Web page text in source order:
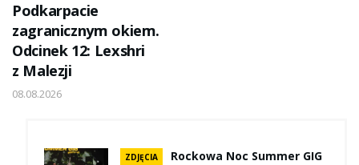
Podkarpacie
zagranicznym okiem.
Odcinek 12: Lexshri
z Malezji
08.08.2026
ZDJĘCIA
Rockowa Noc Summer GIG